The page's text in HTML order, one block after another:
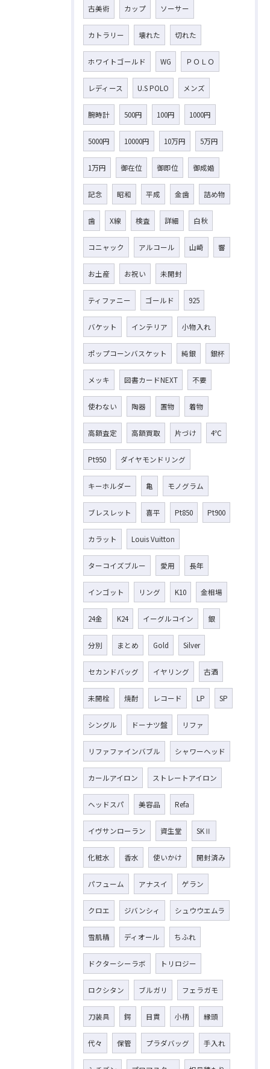
古美術 カップ ソーサー
カトラリー 壊れた 切れた
ホワイトゴールド WG ＰＯＬＯ
レディース U.S POLO メンズ
腕時計 500円 100円 1000円
5000円 10000円 10万円 5万円
1万円 御在位 御即位 御成婚
記念 昭和 平成 金歯 詰め物
歯 X線 検査 詳細 白秋
コニャック アルコール 山崎 響
お土産 お祝い 未開封
ティファニー ゴールド 925
バケット インテリア 小物入れ
ポップコーンバスケット 純銀 銀杯
メッキ 図書カードNEXT 不要
使わない 陶器 置物 着物
高額査定 高額買取 片づけ 4℃
Pt950 ダイヤモンドリング
キーホルダー 亀 モノグラム
ブレスレット 喜平 Pt850 Pt900
カラット Louis Vuitton
ターコイズブルー 愛用 長年
インゴット リング K10 金相場
24金 K24 イーグルコイン 銀
分別 まとめ Gold Silver
セカンドバッグ イヤリング 古酒
未開栓 焼酎 レコード LP SP
シングル ドーナツ盤 リファ
リファファインバブル シャワーヘッド
カールアイロン ストレートアイロン
ヘッドスパ 美容品 Refa
イヴサンローラン 資生堂 SKⅡ
化粧水 香水 使いかけ 開封済み
パフューム アナスイ ゲラン
クロエ ジバンシィ シュウウエムラ
雪肌精 ディオール ちふれ
ドクターシーラボ トリロジー
ロクシタン ブルガリ フェラガモ
刀装具 鍔 目貫 小柄 縁頭
代々 保管 プラダバッグ 手入れ